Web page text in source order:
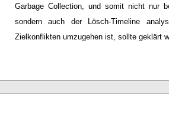
Garbage Collection, und somit nicht nur
sondern auch der Lösch-Timeline
Zielkonflikten umzugehen ist, sollte geklärt